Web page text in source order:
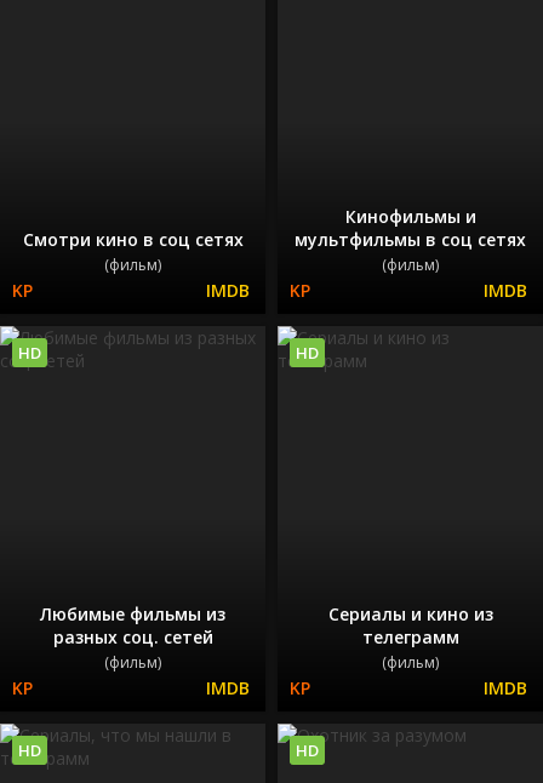
Смотри кино в соц сетях
(фильм)
Кинофильмы и
мультфильмы в соц сетях
(фильм)
Любимые фильмы из
разных соц. сетей
(фильм)
HD
Сериалы и кино из
телеграмм
(фильм)
HD
HD HD